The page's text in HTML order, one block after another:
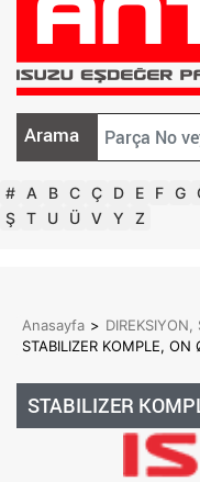
Arama
# A B C Ç D E F G
Ş T U Ü V Y Z
Anasayfa >
STABILIZER KOMPLE,
STABILIZER